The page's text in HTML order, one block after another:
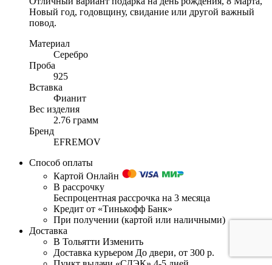
Новый год, годовщину, свидание или другой важный
повод.
Материал
Серебро
Проба
925
Вставка
Фианит
Вес изделия
2.76 грамм
Бренд
EFREMOV
Способ оплаты
Картой Онлайн
В рассрочку
Беспроцентная рассрочка на 3 месяца
Кредит от «Тинькофф Банк»
При получении (картой или наличными)
Доставка
В Тольятти Изменить
Доставка курьером До двери, от 300 р.